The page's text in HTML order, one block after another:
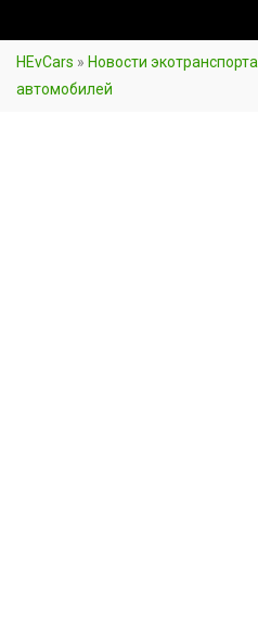
HEvCars » Новости экотранспорта
автомобилей